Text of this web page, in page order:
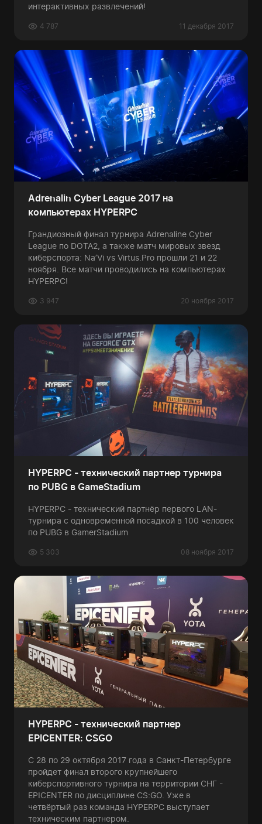
интерактивных развлечений!
11 декабря 2017
4 787
Adrenalin Cyber League 2017 на
компьютерах HYPERPC
Грандиозный финал турнира Adrenaline Cyber
League по DOTA2, а также матч мировых звезд
киберспорта: Na’Vi vs Virtus.Pro прошли 21 и 22
ноября. Все матчи проводились на компьютерах
HYPERPC!
20 ноября 2017
3 947
HYPERPC - технический партнер турнира
по PUBG в GameStadium
HYPERPC - технический партнёр первого LAN-
турнира с одновременной посадкой в 100 человек
по PUBG в GamerStadium
08 ноября 2017
5 303
HYPERPC - технический партнер
EPICENTER: CSGO
C 28 по 29 октября 2017 года в Санкт-Петербурге
пройдет финал второго крупнейшего
киберспортивного турнира на территории СНГ -
EPICENTER по дисциплине СS:GO. Уже в
четвёртый раз команда HYPERPC выступает
техническим партнером.